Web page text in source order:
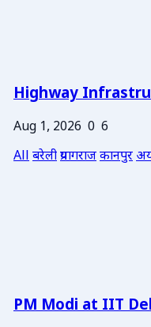
Highway
Aug 1, 2026 0 6
Allबरेलीप्रयागराजकानपुर
PM Modi at IIT